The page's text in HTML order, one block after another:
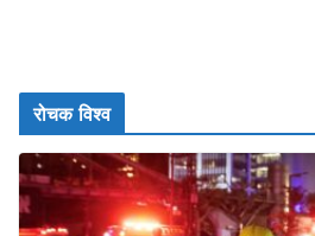
रोचक विश्व